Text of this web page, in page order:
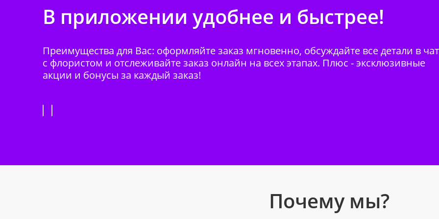
В приложении удобнее и быстрее!
Преимущества для Вас: оформляйте заказ мгновенно, обсуждайте все детали в
с флористом и отслеживайте заказ онлайн на всех этапах. Плюс - эксклюзивные
акции и бонусы за каждый заказ!
Почему мы?